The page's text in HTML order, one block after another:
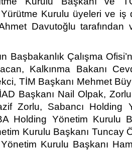
Yürütme Kurulu üyeleri ve iş
Davutoğlu tarafından
Başbakanlık Çalışma
Kalkınma Bakanı
TİM Başkanı Mehmet
Başkanı Nail Olpak,
Zorlu, Sabancı Holding
Holding Yönetim Kurulu
Kurulu Başkanı Tuncay
Kurulu Başkanı